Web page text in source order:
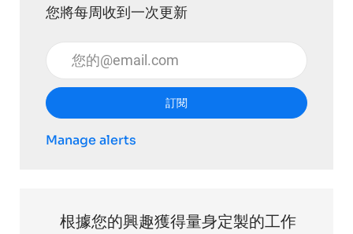
您將每周收到一次更新
輸入電子郵件地址 （必填）
訂閱
Manage alerts
根據您的興趣獲得量身定製的工作